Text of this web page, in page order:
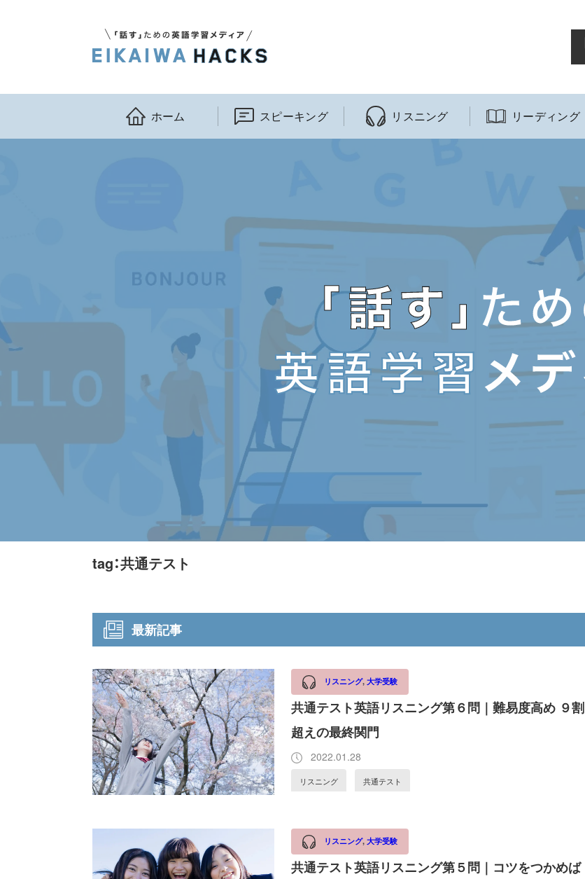
ホーム スピーキング リスニング リーディング
tag：共通テスト
最新記事
リスニング, 大学受験
共通テスト英語リスニング第６問｜難易度高め ９割
超えの最終関門
2022.01.28
リスニング 共通テスト
リスニング, 大学受験
共通テスト英語リスニング第５問｜コツをつかめば